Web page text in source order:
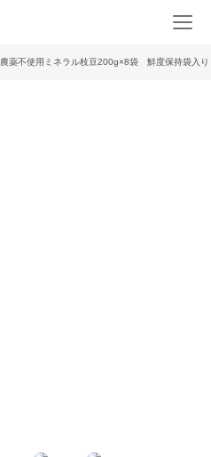
農薬不使用ミネラル枝豆200g×8袋 鮮度保持袋入り